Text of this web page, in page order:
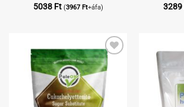
5038 Ft (3967 Ft+áfa)
3289
Kedvenceimhez